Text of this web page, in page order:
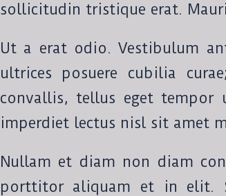
sollicitudin tristique erat.
Ut a erat odio. Vestibulum
ultrices posuere cubilia
convallis, tellus eget tempor
imperdiet lectus nisl sit amet
Nullam et diam non diam
porttitor aliquam et in elit.